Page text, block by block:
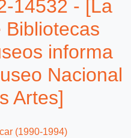
del Ministerio de Educación, cuyo título es "Hacia una política de educación sexual para el mejoramiento de la calidad de la educación"]
14532 - [La
Bibliotecas
informa
Nacional
Artes]
(1990-1994)